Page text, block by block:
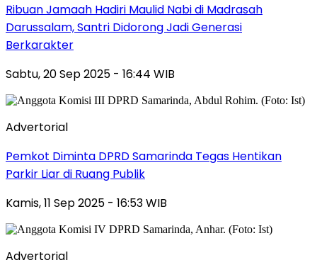
Ribuan Jamaah Hadiri Maulid Nabi di Madrasah
Darussalam, Santri Didorong Jadi Generasi
Berkarakter
Sabtu, 20 Sep 2025 - 16:44 WIB
Advertorial
Pemkot Diminta DPRD Samarinda Tegas Hentikan
Parkir Liar di Ruang Publik
Kamis, 11 Sep 2025 - 16:53 WIB
Advertorial